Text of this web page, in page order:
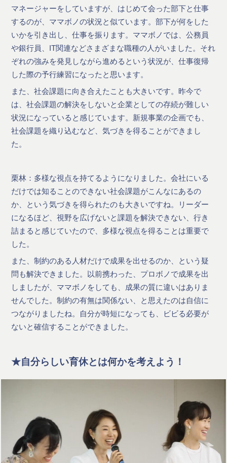
マネージャーをしていますが、はじめて会った部下と仕事
するのが、ママボノの状況と似ています。部下が何をした
いかを引き出し、仕事を振ります。ママボノでは、公務員
や銀行員、IT関連などさまざまな職種の人がいました。それ
ぞれの強みを発見しながら進めるという状況が、仕事復帰
した際の予行練習になったと思います。
また、社会課題に向き合えたことも大きいです。昨今で
は、社会課題の解決をしないと企業としての存続が難しい
状況になっていると感じています。新規事業の企画でも、
社会課題を織り込むなど、気づきを得ることができまし
た。
栗林：多様な視点を持てるようになりました。会社にいる
だけでは知ることのできない社会課題がこんなにあるの
か、という気づきを得られたのも大きいですね。リーダー
になるほど、視野を広げないと課題を解決できない、行き
詰まると感じていたので、多様な視点を得ることは重要で
した。
また、制約のある人材だけで成果を出せるのか、という疑
問も解決できました。以前携わった、プロボノで成果を出
しましたが、ママボノをしても、成果の質に違いはありま
せんでした。制約の有無は関係ない、と思えたのは自信に
つながりましたね。自分が時短になっても、ビビる必要が
ないと確信することができました。
★自分らしい育休とは何かを考えよう！